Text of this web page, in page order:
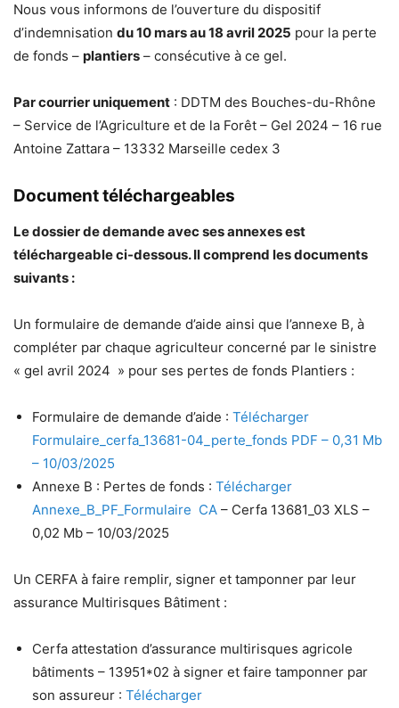
Nous vous informons de l’ouverture du dispositif
d’indemnisation du 10 mars au 18 avril 2025 pour la perte
de fonds – plantiers – consécutive à ce gel.
Par courrier uniquement : DDTM des Bouches-du-Rhône
– Service de l’Agriculture et de la Forêt – Gel 2024 – 16 rue
Antoine Zattara – 13332 Marseille cedex 3
Document téléchargeables
Le dossier de demande avec ses annexes est
téléchargeable ci-dessous. Il comprend les documents
suivants :
Un formulaire de demande d’aide ainsi que l’annexe B, à
compléter par chaque agriculteur concerné par le sinistre
« gel avril 2024 » pour ses pertes de fonds Plantiers :
Formulaire de demande d’aide : Télécharger
Formulaire_cerfa_13681-04_perte_fonds PDF – 0,31 Mb
– 10/03/2025
Annexe B : Pertes de fonds : Télécharger
Annexe_B_PF_Formulaire CA – Cerfa 13681_03 XLS –
0,02 Mb – 10/03/2025
Un CERFA à faire remplir, signer et tamponner par leur
assurance Multirisques Bâtiment :
Cerfa attestation d’assurance multirisques agricole
bâtiments – 13951*02 à signer et faire tamponner par
son assureur : Télécharger